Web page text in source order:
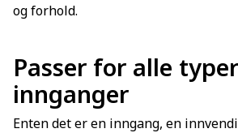
og forhold.
Passer for alle typer
innganger
Enten det er en inngang, en